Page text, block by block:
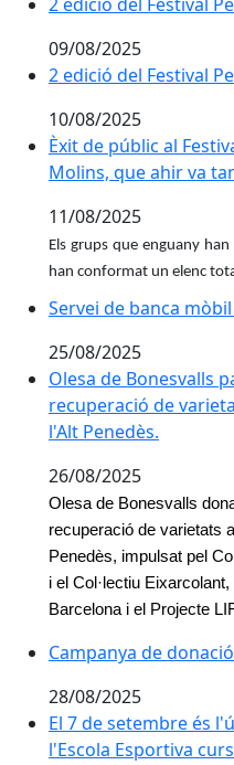
09/08/2025
2 edició del Festival
2 edició del Festival
10/08/2025
Èxit de públic al
Èxit de públic al
Molins, que ahir va
11/08/2025
Els grups que enguany
han conformat un elenc
Servei de banca
Servei de banca
25/08/2025
Olesa de Bonesvalls
Olesa de Bonesvalls
recuperació de
l'Alt Penedès.
26/08/2025
Olesa de Bonesvalls
recuperació de varietats
Penedès, impulsat pel
i el Col·lectiu
Barcelona i el Projecte
Campanya de
Campanya de
28/08/2025
El 7 de setembre és
El 7 de setembre és
l'Escola Esportiva